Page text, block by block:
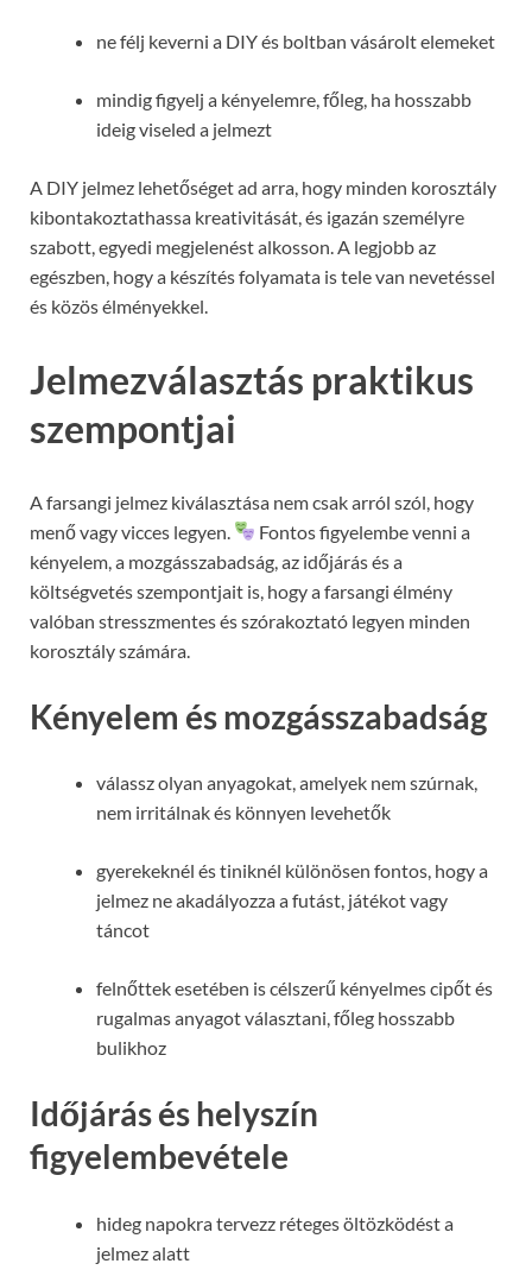
ne félj keverni a DIY és boltban vásárolt elemeket
mindig figyelj a kényelemre, főleg, ha hosszabb
ideig viseled a jelmezt
A DIY jelmez lehetőséget ad arra, hogy minden korosztály
kibontakoztathassa kreativitását, és igazán személyre
szabott, egyedi megjelenést alkosson. A legjobb az
egészben, hogy a készítés folyamata is tele van nevetéssel
és közös élményekkel.
Jelmezválasztás praktikus
szempontjai
A farsangi jelmez kiválasztása nem csak arról szól, hogy
menő vagy vicces legyen.
Fontos figyelembe venni a
kényelem, a mozgásszabadság, az időjárás és a
költségvetés szempontjait is, hogy a farsangi élmény
valóban stresszmentes és szórakoztató legyen minden
korosztály számára.
Kényelem és mozgásszabadság
válassz olyan anyagokat, amelyek nem szúrnak,
nem irritálnak és könnyen levehetők
gyerekeknél és tiniknél különösen fontos, hogy a
jelmez ne akadályozza a futást, játékot vagy
táncot
felnőttek esetében is célszerű kényelmes cipőt és
rugalmas anyagot választani, főleg hosszabb
bulikhoz
Időjárás és helyszín
figyelembevétele
hideg napokra tervezz réteges öltözködést a
jelmez alatt